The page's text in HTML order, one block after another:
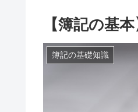
【簿記の基
簿記の基礎知識